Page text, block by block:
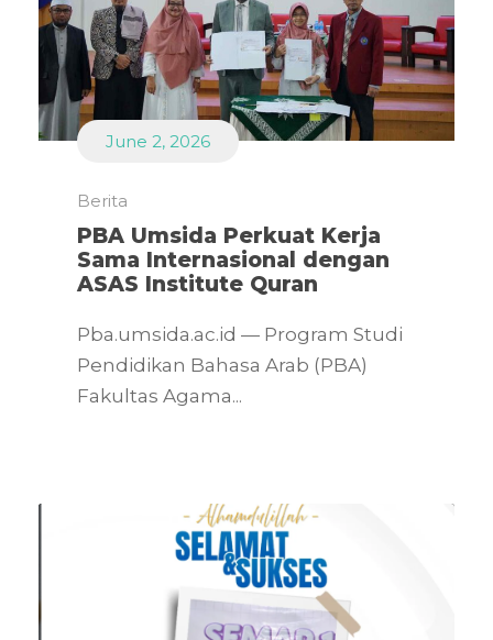
June 2, 2026
Berita
PBA Umsida Perkuat Kerja
Sama Internasional dengan
ASAS Institute Quran
Pba.umsida.ac.id — Program Studi
Pendidikan Bahasa Arab (PBA)
Fakultas Agama...